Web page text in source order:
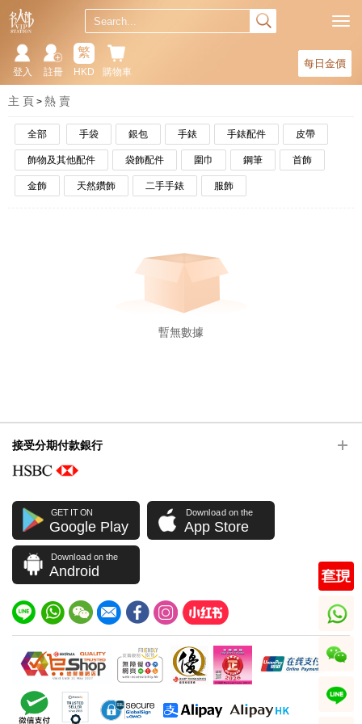
每日金價
購物車
繁
HKD
註冊
登入
主 頁 熱 賣
全部 手袋 銀包 手錶 手錶配件 皮帶
飾物及其他配件 袋飾配件 圍巾 鋼筆 首飾
金飾 天然鑽飾 二手手錶 服飾
暫無數據
接受分期付款銀行
GET IT ON
Google Play
Download on the
App Store
Download on the
Android
whatsapp